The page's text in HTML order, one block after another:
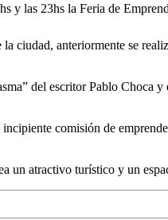
y las 23hs la Feria de
ciudad, anteriormente se
del escritor Pablo
comisión de
un atractivo turístico y un